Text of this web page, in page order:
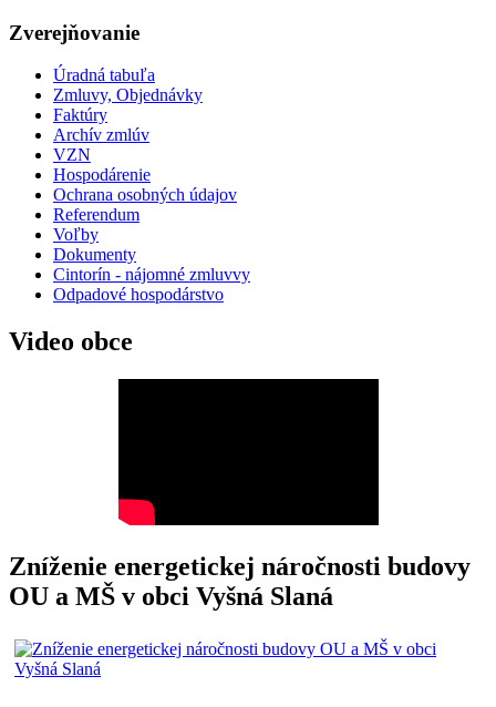
Zverejňovanie
Úradná tabuľa
Zmluvy, Objednávky
Faktúry
Archív zmlúv
VZN
Hospodárenie
Ochrana osobných údajov
Referendum
Voľby
Dokumenty
Cintorín - nájomné zmluvvy
Odpadové hospodárstvo
Video obce
Zníženie energetickej náročnosti budovy
OU a MŠ v obci Vyšná Slaná